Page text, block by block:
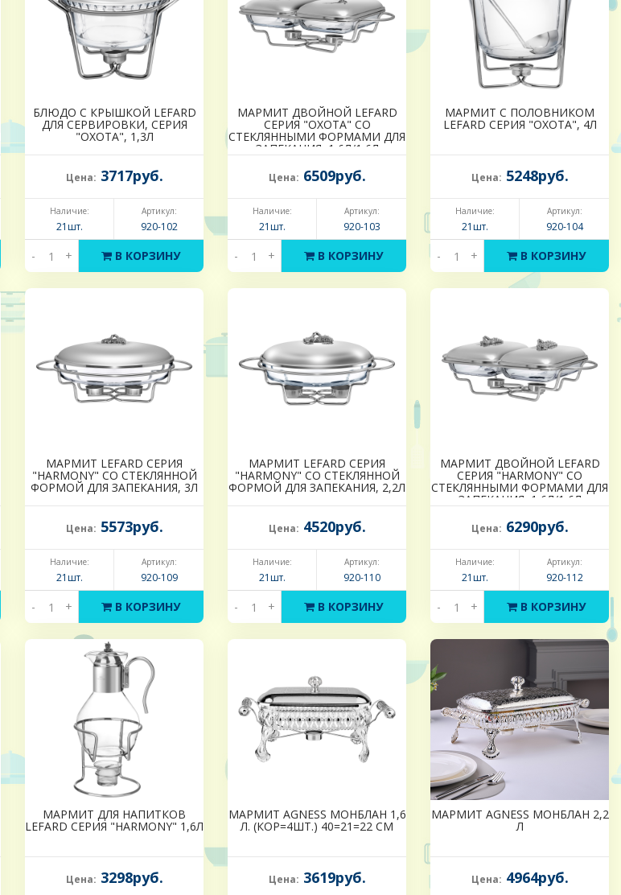
БЛЮДО С КРЫШКОЙ LEFARD
ДЛЯ СЕРВИРОВКИ, СЕРИЯ
"ОХОТА", 1,3Л
Цена: 3717руб.
Наличие:
21шт.
Артикул:
920-102
- + В КОРЗИНУ
МАРМИТ ДВОЙНОЙ LEFARD
СЕРИЯ "ОХОТА" СО
СТЕКЛЯННЫМИ ФОРМАМИ ДЛЯ
ЗАПЕКАНИЯ, 1,6Л/1,6Л
Цена: 6509руб.
Наличие:
21шт.
Артикул:
920-103
- + В КОРЗИНУ
МАРМИТ С ПОЛОВНИКОМ
LEFARD СЕРИЯ "ОХОТА", 4Л
Цена: 5248руб.
Наличие:
21шт.
Артикул:
920-104
- + В КОРЗИНУ
МАРМИТ LEFARD СЕРИЯ
"HARMONY" СО СТЕКЛЯННОЙ
ФОРМОЙ ДЛЯ ЗАПЕКАНИЯ, 3Л
Цена: 5573руб.
Наличие:
21шт.
Артикул:
920-109
- + В КОРЗИНУ
МАРМИТ LEFARD СЕРИЯ
"HARMONY" СО СТЕКЛЯННОЙ
ФОРМОЙ ДЛЯ ЗАПЕКАНИЯ, 2,2Л
Цена: 4520руб.
Наличие:
21шт.
Артикул:
920-110
- + В КОРЗИНУ
МАРМИТ ДВОЙНОЙ LEFARD
СЕРИЯ "HARMONY" СО
СТЕКЛЯННЫМИ ФОРМАМИ ДЛЯ
ЗАПЕКАНИЯ, 1,6Л/1,6Л
Цена: 6290руб.
Наличие:
21шт.
Артикул:
920-112
- + В КОРЗИНУ
МАРМИТ ДЛЯ НАПИТКОВ
LEFARD СЕРИЯ "HARMONY" 1,6Л
Цена: 3298руб.
МАРМИТ AGNESS МОНБЛАН 1,6
Л. (КОР=4ШТ.) 40=21=22 СМ
Цена: 3619руб.
МАРМИТ AGNESS МОНБЛАН 2,2
Л
Цена: 4964руб.